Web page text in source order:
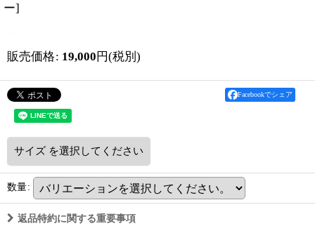
ー]
販売価格: 19,000 円(税別)
Facebookでシェア
サイズ を選択してください
数量:
返品特約に関する重要事項